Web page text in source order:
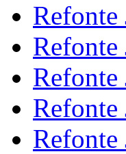
Refonte
Refonte
Refonte
Refonte
Refonte